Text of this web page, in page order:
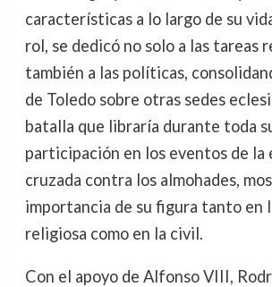
características a lo largo de su
rol, se dedicó no solo a las tareas
también a las políticas,
de Toledo sobre otras sedes
batalla que libraría durante toda
participación en los eventos de la
cruzada contra los almohades,
importancia de su figura tanto en
religiosa como en la civil.
Con el apoyo de Alfonso VIII,